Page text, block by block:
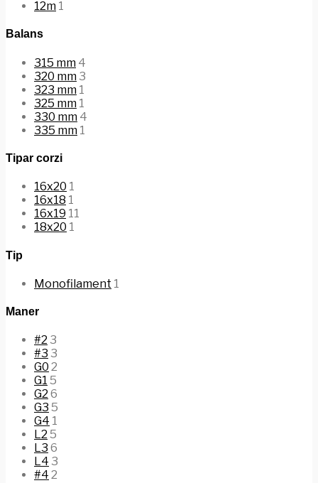
12m 1
Balans
315 mm 4
320 mm3
323 mm 1
325 mm 1
330 mm 4
335 mm 1
Tipar corzi
16x20 1
16x18 1
16x19 11
18x20 1
Tip
Monofilament 1
Maner
#2 3
#3 3
G0 2
G1 5
G2 6
G3 5
G4 1
L2 5
L3 6
L4 3
#4 2